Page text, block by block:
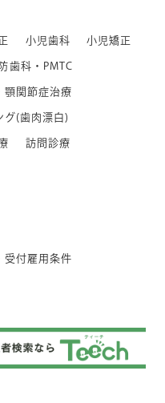
小児歯科 小児矯正
歯科・PMTC
顎関節症治療
グ(歯肉漂白)
訪問診療
受付雇用条件